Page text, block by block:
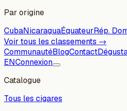
Par origine
CubaNicaraguaÉquateurRép.
Voir tous les classements →
CommunautéBlogContact
ENConnexion
Catalogue
Tous les cigares